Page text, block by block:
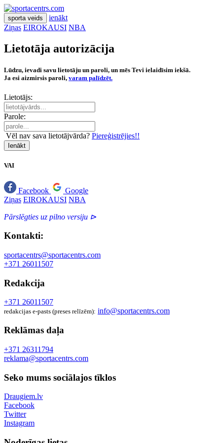
sporta veids
ienākt
Ziņas EIROKAUSI NBA
Lietotāja autorizācija
Lūdzu, ievadi savu lietotāju un paroli, un mēs Tevi ielaidīsim iekšā.
Ja esi aizmirsis paroli, varam palīdzēt.
Lietotājs:
Parole:
Vēl nav sava lietotājvārda? Piereģistrējies!!
Ienākt
VAI
Facebook
Google
Ziņas EIROKAUSI NBA
Pārslēgties uz pilno versiju ⊳
Kontakti:
sportacentrs@sportacentrs.com
+371 26011507
Redakcija
+371 26011507
redakcijas e-pasts (preses relīzēm): info@sportacentrs.com
Reklāmas daļa
+371 26311794
reklama@sportacentrs.com
Seko mums sociālajos tīklos
Draugiem.lv
Facebook
Twitter
Instagram